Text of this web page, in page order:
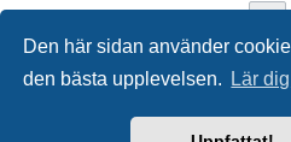
Den här sidan använder
den bästa upplevelsen.
Lär
Sökningen fann fler än 1000 träffar